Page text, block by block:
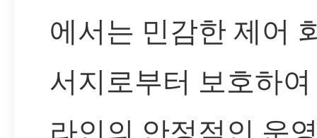
에서는 민감한 제어
서지로부터 보호하